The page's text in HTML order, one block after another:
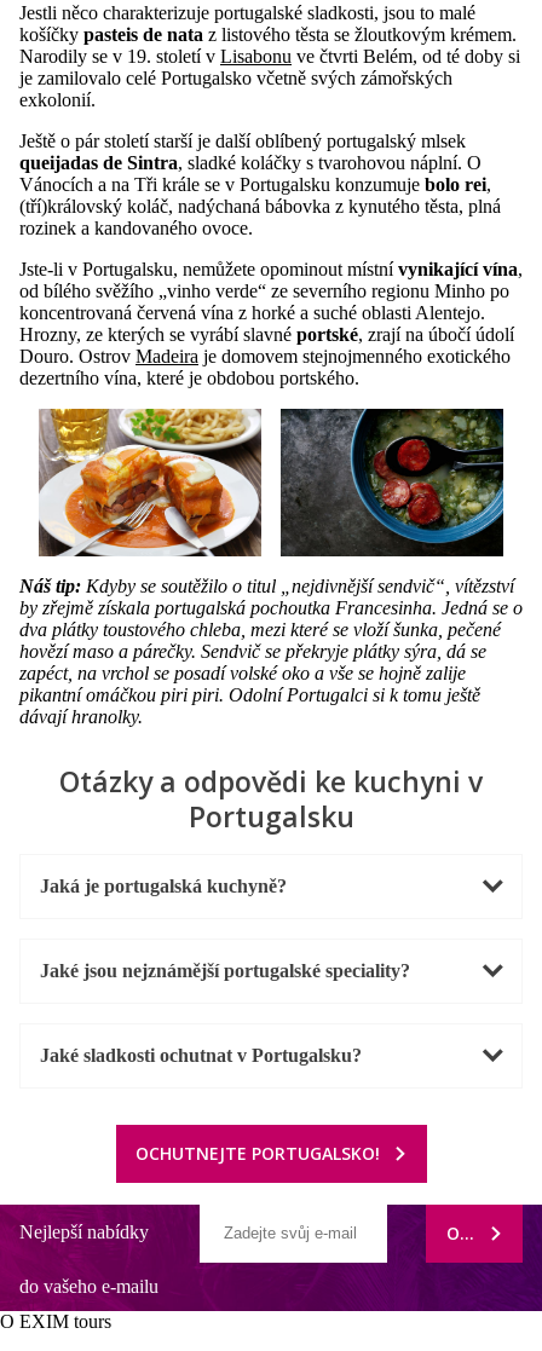
Jestli něco charakterizuje portugalské sladkosti, jsou to malé
košíčky pasteis de nata z listového těsta se žloutkovým krémem.
Narodily se v 19. století v Lisabonu ve čtvrti Belém, od té doby si
je zamilovalo celé Portugalsko včetně svých zámořských
exkolonií.
Ještě o pár století starší je další oblíbený portugalský mlsek
queijadas de Sintra, sladké koláčky s tvarohovou náplní. O
Vánocích a na Tři krále se v Portugalsku konzumuje bolo rei,
(tří)královský koláč, nadýchaná bábovka z kynutého těsta, plná
rozinek a kandovaného ovoce.
Jste-li v Portugalsku, nemůžete opominout místnívynikající vína,
od bílého svěžího „vinho verde“ ze severního regionu Minho po
koncentrovaná červená vína z horké a suché oblasti Alentejo.
Hrozny, ze kterých se vyrábí slavné portské, zrají na úbočí údolí
Douro. Ostrov Madeira je domovem stejnojmenného exotického
dezertního vína, které je obdobou portského.
Náš tip: Kdyby se soutěžilo o titul „nejdivnější sendvič“, vítězství
by zřejmě získala portugalská pochoutka Francesinha. Jedná se o
dva plátky toustového chleba, mezi které se vloží šunka, pečené
hovězí maso a párečky. Sendvič se překryje plátky sýra, dá se
zapéct, na vrchol se posadí volské oko a vše se hojně zalije
pikantní omáčkou piri piri. Odolní Portugalci si k tomu ještě
dávají hranolky.
Otázky a odpovědi ke kuchyni v
Portugalsku
Jaká je portugalská kuchyně?
Jaké jsou nejznámější portugalské speciality?
Jaké sladkosti ochutnat v Portugalsku?
OCHUTNEJTE PORTUGALSKO!
Nejlepší nabídky
do vašeho e-mailu
ODEBÍRAT
O EXIM tours